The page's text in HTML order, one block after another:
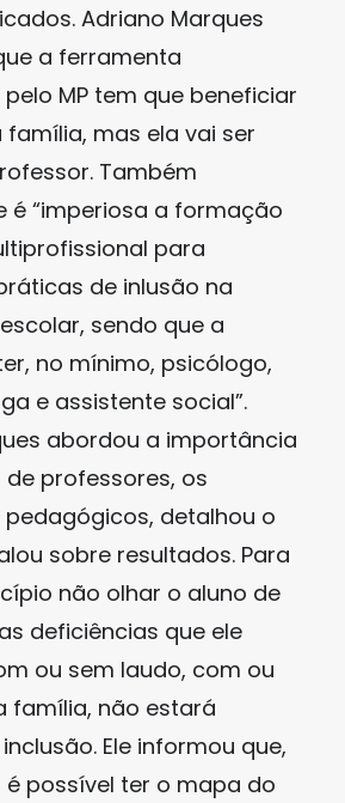
Adriano Marques
a ferramenta
MP tem que beneficiar
família, mas ela vai ser
Também
é “imperiosa a formação
para
de inlusão na
sendo que a
no mínimo, psicólogo,
e assistente social”.
abordou a importância
professores, os
detalhou o
sobre resultados. Para
não olhar o aluno de
deficiências que ele
ou sem laudo, com ou
família, não estará
Ele informou que,
possível ter o mapa do